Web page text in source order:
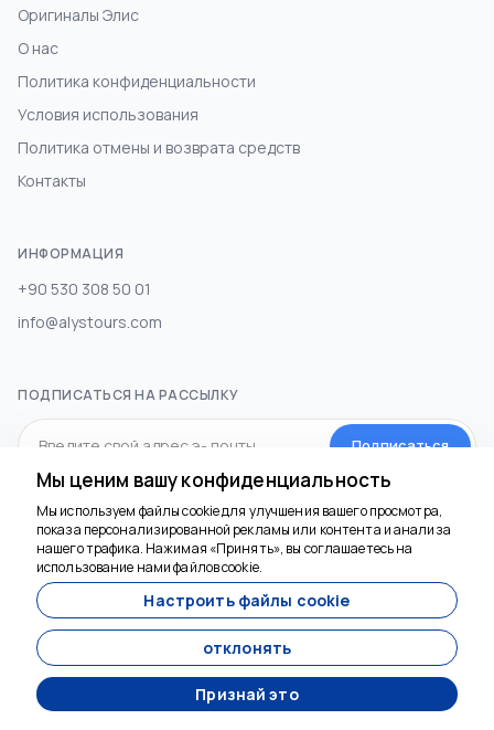
Оригиналы Элис
О нас
Политика конфиденциальности
Условия использования
Политика отмены и возврата средств
Контакты
ИНФОРМАЦИЯ
+90 530 308 50 01
info@alystours.com
ПОДПИСАТЬСЯ НА РАССЫЛКУ
Подписаться
СОЦИАЛЬНЫЕ МЕДИА
Мы ценим вашу конфиденциальность
Мы используем файлы cookie для улучшения вашего просмотра,
показа персонализированной рекламы или контента и анализа
нашего трафика. Нажимая «Принять», вы соглашаетесь на
использование нами файлов cookie.
Настроить файлы cookie
отклонять
Признай это
Мы здесь, чтобы